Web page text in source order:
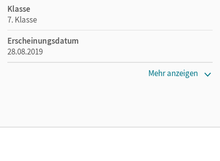
Klasse
7. Klasse
Erscheinungsdatum
28.08.2019
Mehr anzeigen